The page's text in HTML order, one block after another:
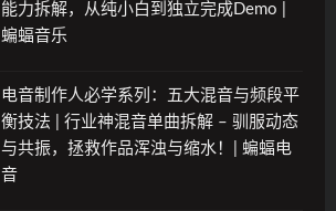
能力拆解，从纯小白到独立完成Demo |
蝙蝠音乐
电音制作人必学系列：五大混音与频段平
衡技法 | 行业神混音单曲拆解 – 驯服动态
与共振，拯救作品浑浊与缩水！| 蝙蝠电
音